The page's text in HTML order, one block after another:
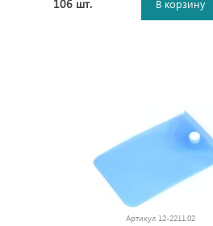
106 шт. В корзину
Артикул 12-2211.02